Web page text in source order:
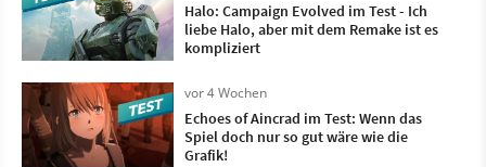
Halo: Campaign Evolved im Test - Ich
liebe Halo, aber mit dem Remake ist es
kompliziert
vor 4 Wochen
Echoes of Aincrad im Test: Wenn das
Spiel doch nur so gut wäre wie die
Grafik!